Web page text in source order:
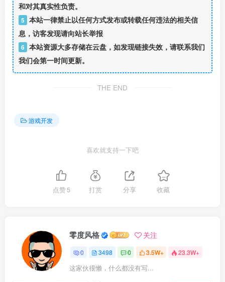
和对其真实性负责。
5 本站一律禁止以任何方式发布或转载任何违法的相关信
息，访客发现请向站长举报
6 本站资源大多存储在云盘，如发现链接失效，请联系我们
我们会第一时间更新。
THE END
游戏开发
喜欢就支持一下吧
点赞5 打赏 分享 收藏
零度风格 关注
0 3498 0 3.5W+ 23.3W+
这家伙很懒，什么都没有写...